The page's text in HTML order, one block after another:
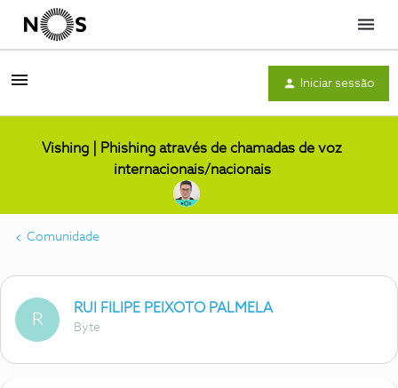
Menu
Iniciar sessão
Vishing | Phishing através de chamadas de voz
internacionais/nacionais
Comunidade
R
RUI FILIPE PEIXOTO PALMELA
Byte